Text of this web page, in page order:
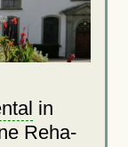
in
Reha-